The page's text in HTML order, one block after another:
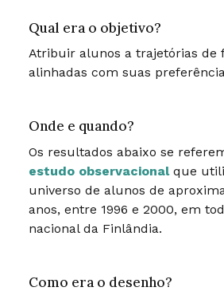
Qual era o objetivo?
Atribuir alunos a trajetórias de
alinhadas com suas
Onde e quando?
Os resultados abaixo se
estudo observacionalque
universo de alunos de
anos, entre 1996 e 2000, em
nacional da Finlândia.
Como era o desenho?